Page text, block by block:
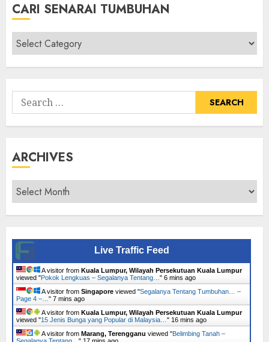
CARI SENARAI TUMBUHAN
Cari
Senarai
Tumbuhan
Search
for:
ARCHIVES
Archives
Live Traffic Feed
A visitor from Kuala Lumpur, Wilayah Persekutuan Kuala Lumpur
viewed "Pokok Lengkuas – Segalanya Tentang… " 6 mins ago
A visitor from Singapore viewed "Segalanya Tentang Tumbuhan… –
Page 4 –… " 7 mins ago
A visitor from Kuala Lumpur, Wilayah Persekutuan Kuala Lumpur
viewed "15 Jenis Bunga yang Popular di Malaysia… " 16 mins ago
A visitor from Marang, Terengganu viewed "Belimbing Tanah –